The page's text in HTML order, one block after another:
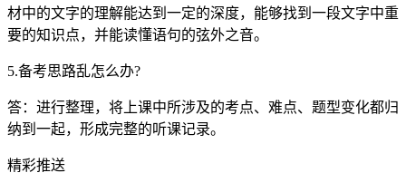
材中的文字的理解能达到一定的深度，能够找到一段文字中重
要的知识点，并能读懂语句的弦外之音。
5.备考思路乱怎么办?
答：进行整理，将上课中所涉及的考点、难点、题型变化都归
纳到一起，形成完整的听课记录。
精彩推送